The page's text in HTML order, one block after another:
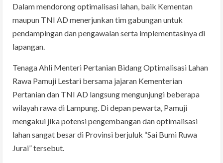
Dalam mendorong optimalisasi lahan, baik Kementan
maupun TNI AD menerjunkan tim gabungan untuk
pendampingan dan pengawalan serta implementasinya di
lapangan.
Tenaga Ahli Menteri Pertanian Bidang Optimalisasi Lahan
Rawa Pamuji Lestari bersama jajaran Kementerian
Pertanian dan TNI AD langsung mengunjungi beberapa
wilayah rawa di Lampung. Di depan pewarta, Pamuji
mengakui jika potensi pengembangan dan optimalisasi
lahan sangat besar di Provinsi berjuluk “Sai Bumi Ruwa
Jurai” tersebut.